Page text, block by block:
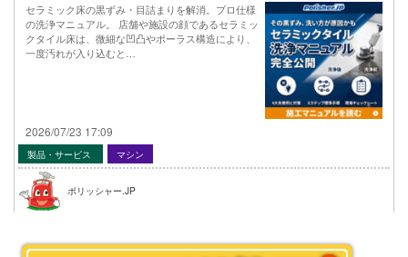
セラミック床の黒ずみ・目詰まりを解消。プロ仕様
の洗浄マニュアル。 店舗や施設の顔であるセラミッ
クタイル床は、微細な凹凸やポーラス構造により、
一度汚れが入り込むと…
2026/07/23 17:09
製品・サービス マシン
ポリッシャー.JP